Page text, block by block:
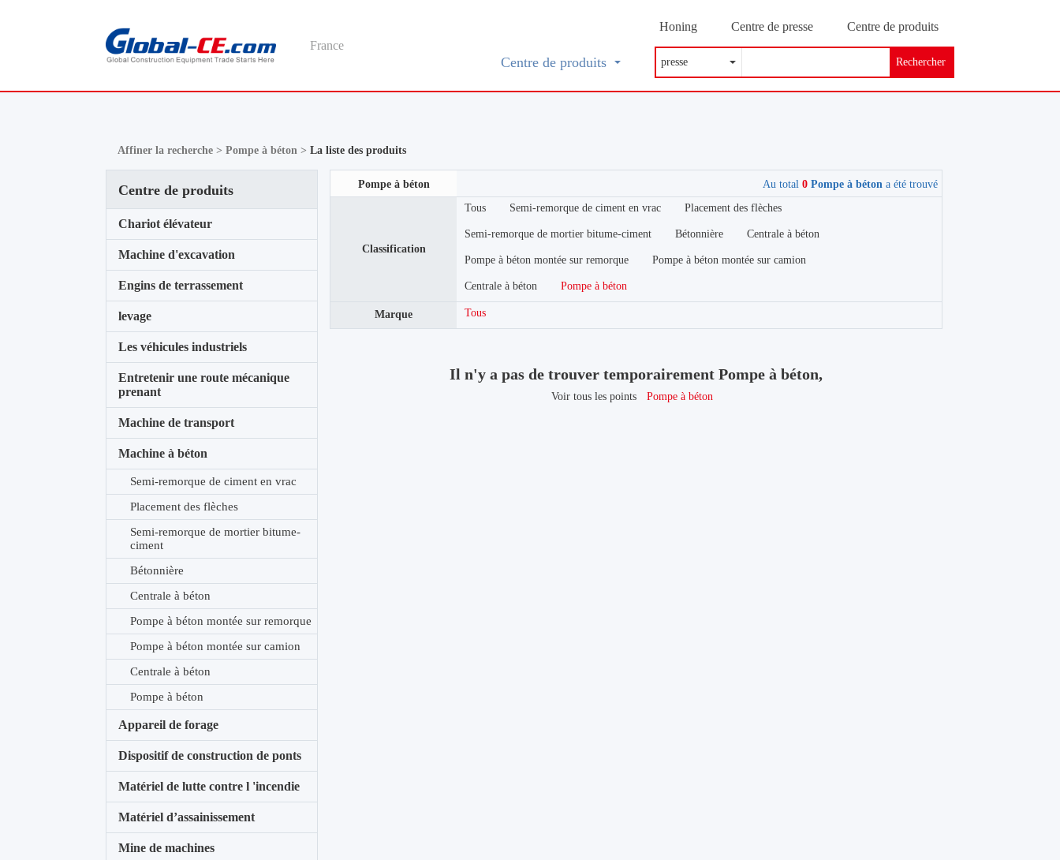
France
Honing Centre de presse Centre de produits
Rechercher
Centre de produits
Affiner la recherche >Pompe à béton >La liste des produits
Centre de produits
Chariot élévateur
Machine d'excavation
Engins de terrassement
levage
Les véhicules industriels
Entretenir une route mécanique
prenant
Machine de transport
Machine à béton
Semi-remorque de ciment en vrac
Placement des flèches
Semi-remorque de mortier bitume-
ciment
Bétonnière
Centrale à béton
Pompe à béton montée sur remorque
Pompe à béton montée sur camion
Centrale à béton
Pompe à béton
Appareil de forage
Dispositif de construction de ponts
Matériel de lutte contre l 'incendie
Matériel d’assainissement
Mine de machines
Pompe à béton Au total 0Pompe à bétona été trouvé
Classification
Tous Semi-remorque de ciment en vrac Placement des flèches
Semi-remorque de mortier bitume-ciment Bétonnière Centrale à béton
Pompe à béton montée sur remorque Pompe à béton montée sur camion
Centrale à béton Pompe à béton
Marque Tous
Il n'y a pas de trouver temporairement Pompe à béton,
Voir tous les points Pompe à béton